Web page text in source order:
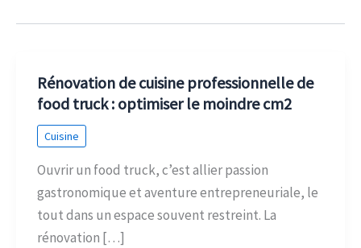
Rénovation de cuisine professionnelle de
food truck : optimiser le moindre cm2
Cuisine
Ouvrir un food truck, c’est allier passion
gastronomique et aventure entrepreneuriale, le
tout dans un espace souvent restreint. La
rénovation […]